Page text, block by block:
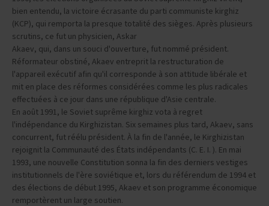
bien entendu, la victoire écrasante du parti communiste kirghiz
(KCP), qui remporta la presque totalité des sièges. Après plusieurs
scrutins, ce fut un physicien, Askar
Akaev, qui, dans un souci d'ouverture, fut nommé président.
Réformateur obstiné, Akaev entreprit la restructuration de
l'appareil exécutif afin qu'il corresponde à son attitude libérale et
mit en place des réformes considérées comme les plus radicales
effectuées à ce jour dans une république d'Asie centrale.
En août 1991, le Soviet suprême kirghiz vota à regret
l'indépendance du Kirghizistan. Six semaines plus tard, Akaev, sans
concurrent, fut réélu président. À la fin de l'année, le Kirghizistan
rejoignit la Communauté des États indépendants (C. E. I. ). En mai
1993, une nouvelle Constitution sonna la fin des derniers vestiges
institutionnels de l'ère soviétique et, lors du référendum de 1994 et
des élections de début 1995, Akaev et son programme économique
remportèrent un large soutien.